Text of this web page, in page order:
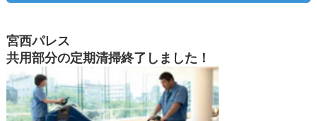
宮西パレス
共用部分の定期清掃終了しました！